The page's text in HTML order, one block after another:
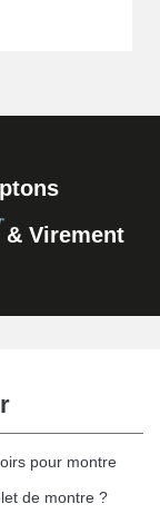
& Virement
pour montre
de montre ?